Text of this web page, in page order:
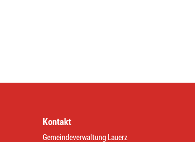
Kontakt
Gemeindeverwaltung Lauerz